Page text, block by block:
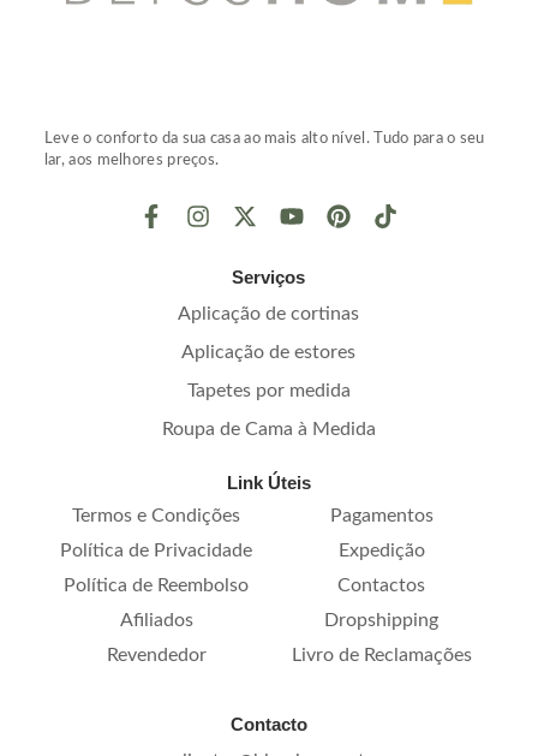
Leve o conforto da sua casa ao mais alto nível. Tudo para o seu
lar, aos melhores preços.
Serviços
Aplicação de cortinas
Aplicação de estores
Tapetes por medida
Roupa de Cama à Medida
Link Úteis
Termos e Condições
Pagamentos
Política de Privacidade
Expedição
Política de Reembolso
Contactos
Afiliados
Dropshipping
Revendedor
Livro de Reclamações
Contacto